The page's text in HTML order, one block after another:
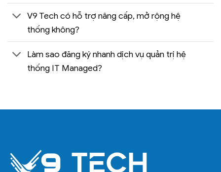
V9 Tech có hỗ trợ nâng cấp, mở rộng hệ
thống không?
Làm sao đăng ký nhanh dịch vụ quản trị hệ
thống IT Managed?